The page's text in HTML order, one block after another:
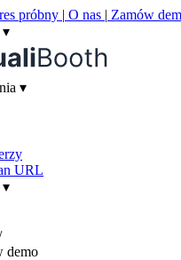
próbny | O nas | Zamów
▾
▾
URL
▾
demo